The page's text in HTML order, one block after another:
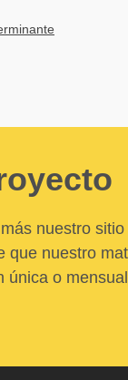
nuestro
que nuestro
única o